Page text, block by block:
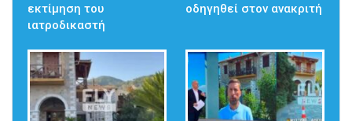
εκτίμηση του
ιατροδικαστή
οδηγηθεί στον ανακριτή